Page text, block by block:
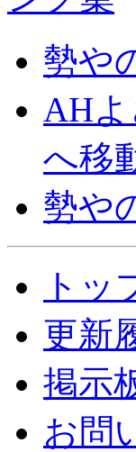
勢や
AH
へ移
勢や
トッ
更新
掲示
お問